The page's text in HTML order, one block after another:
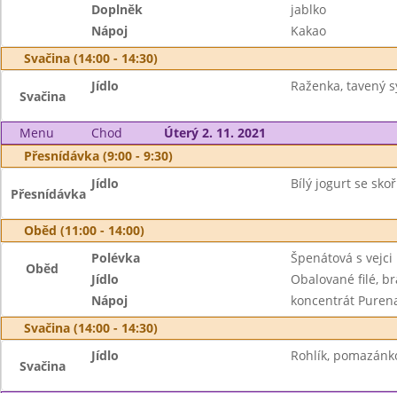
Doplněk
jablko
Nápoj
Kakao
Svačina (14:00 - 14:30)
Svačina
Jídlo Raženka, tavený
Menu Chod
Úterý 2. 11. 2021
Přesnídávka (9:00 - 9:30)
Přesnídávka
Jídlo Bílý jogurt se
Oběd (11:00 - 14:00)
Oběd
Polévka
Špenátová s vejci
Jídlo
Obalované filé,
Nápoj
koncentrát
Svačina (14:00 - 14:30)
Svačina
Jídlo Rohlík,